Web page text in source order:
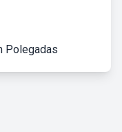
Polegadas